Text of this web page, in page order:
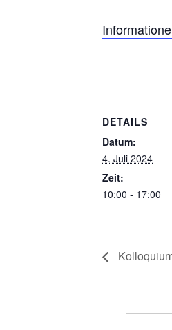
DETAILS
Datum:
4. Juli 2024
Zeit:
10:00 - 17:00